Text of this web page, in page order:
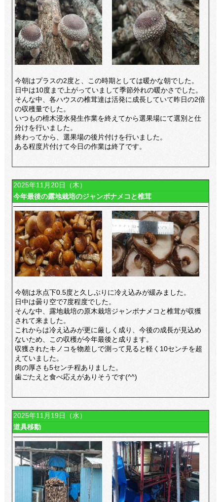
今朝はプラスの2度と、この時期としては暖かな朝でした。
日中は10度まで上がっていまして季節外れの暖かさでした。
そんな中、各ハウスの椎茸達は活発に成長していて昨日の2倍
の収穫量でした。
いつもの榾木浸水発生作業を終えてから選果場にて選別と仕
分けを行いました。
終わってから、選果場の後片付けを行いました。
ある程度片付けて今日の作業は終了です。
2025年11月20日（木）
今年最後の露地栽培のジャンボナメコと椎茸
今朝は氷点下0.5度と久しぶりに冷え込みが緩みました。
日中は曇り空で7度程度でした。
そんな中、露地栽培の原木栽培ジャンボナメコと椎茸が収獲
されて来ました。
これからは冷え込みが更に厳しく成り、今後の成長が見込め
ないため、この収穫が今年最後と成ります。
収獲されたキノコを物差しで測って見ると軽く10センチを超
えていました。
肉の厚さも5センチ程ありました。
歯ごたえと食べ応えがありそうです(^^)
2025年11月19日（水）
道具移動